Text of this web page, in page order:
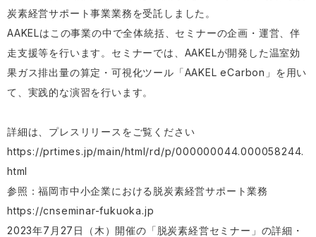
炭素経営サポート事業業務を受託しました。
AAKELはこの事業の中で全体統括、セミナーの企画・運営、伴
走支援等を行います。セミナーでは、AAKELが開発した温室効
果ガス排出量の算定・可視化ツール「AAKEL eCarbon」を用い
て、実践的な演習を行います。
詳細は、プレスリリースをご覧ください
https://prtimes.jp/main/html/rd/p/000000044.000058244.
html
参照：福岡市中小企業における脱炭素経営サポート業務
https://cnseminar-fukuoka.jp
2023年7月27日（木）開催の「脱炭素経営セミナー」の詳細・